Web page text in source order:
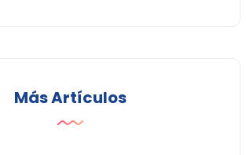
Más Artículos